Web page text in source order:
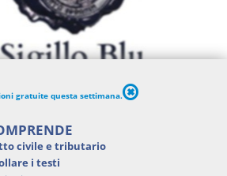
gratuite questa settimana.
civile e tributario
i testi